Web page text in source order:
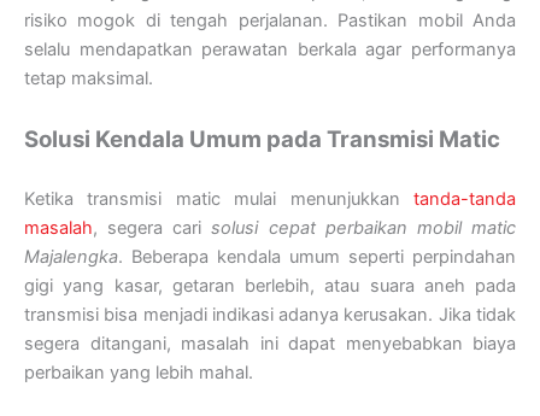
risiko mogok di tengah perjalanan. Pastikan mobil Anda
selalu mendapatkan perawatan berkala agar performanya
tetap maksimal.
Solusi Kendala Umum pada Transmisi Matic
Ketika transmisi matic mulai menunjukkan tanda-tanda
masalah, segera carisolusi cepat perbaikan mobil matic
Majalengka. Beberapa kendala umum seperti perpindahan
gigi yang kasar, getaran berlebih, atau suara aneh pada
transmisi bisa menjadi indikasi adanya kerusakan. Jika tidak
segera ditangani, masalah ini dapat menyebabkan biaya
perbaikan yang lebih mahal.